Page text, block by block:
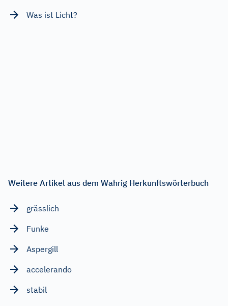
Was ist Licht?
Weitere Artikel aus dem Wahrig Herkunftswörterbuch
grässlich
Funke
Aspergill
accelerando
stabil